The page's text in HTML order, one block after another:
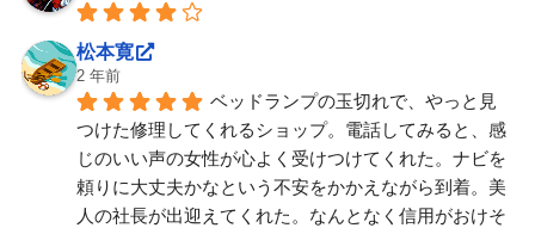
松本寛
2 年前
ベッドランプの玉切れで、やっと見
つけた修理してくれるショップ。電話してみると、感
じのいい声の女性が心よく受けつけてくれた。ナビを
頼りに大丈夫かなという不安をかかえながら到着。美
人の社長が出迎えてくれた。なんとなく信用がおけそ